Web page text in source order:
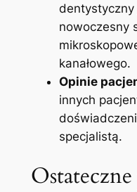
nowoczesny
⁣kanałowego.
Opinie
innych
⁤specjalistą.